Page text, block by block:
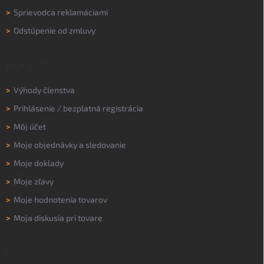
> Sprievodca reklamáciami
> Odstúpenie od zmluvy
> Výhody členstva
> Prihlásenie / bezplatná registrácia
> Môj účet
> Moje objednávky a sledovanie
> Moje doklady
> Moje zľavy
> Moje hodnotenia tovarov
> Moja diskusia pri tovare